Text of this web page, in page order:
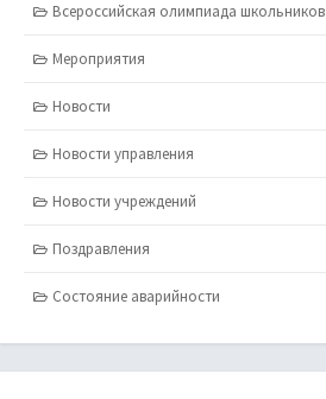
Всероссийская олимпиада школьников
Мероприятия
Новости
Новости управления
Новости учреждений
Поздравления
Состояние аварийности